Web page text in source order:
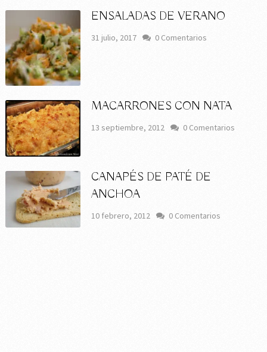
ENSALADAS DE VERANO
31 julio, 2017 0 Comentarios
MACARRONES CON NATA
13 septiembre, 2012 0 Comentarios
CANAPÉS DE PATÉ DE
ANCHOA
10 febrero, 2012 0 Comentarios